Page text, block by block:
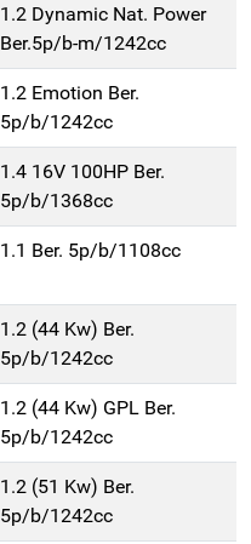
1.2 Dynamic Nat. Power
Ber.5p/b-m/1242cc
1.2 Emotion Ber.
5p/b/1242cc
1.4 16V 100HP Ber.
5p/b/1368cc
1.1 Ber. 5p/b/1108cc
1.2 (44 Kw) Ber.
5p/b/1242cc
1.2 (44 Kw) GPL Ber.
5p/b/1242cc
1.2 (51 Kw) Ber.
5p/b/1242cc